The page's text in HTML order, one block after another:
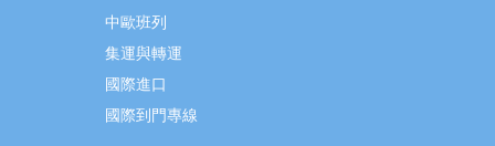
中歐班列
集運與轉運
國際進口
國際到門專線